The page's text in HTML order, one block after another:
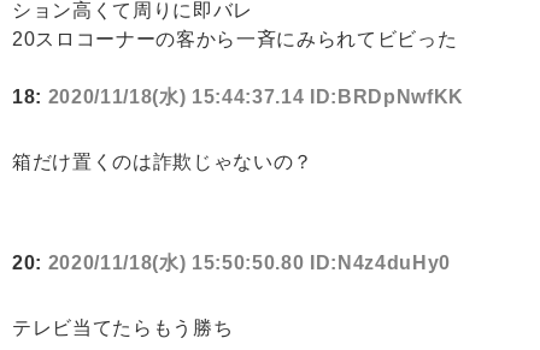
ション高くて周りに即バレ
20スロコーナーの客から一斉にみられてビビった
18: 2020/11/18(水) 15:44:37.14 ID:BRDpNwfKK
箱だけ置くのは詐欺じゃないの？
20: 2020/11/18(水) 15:50:50.80 ID:N4z4duHy0
テレビ当てたらもう勝ち